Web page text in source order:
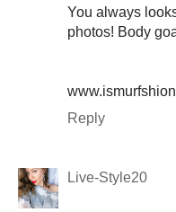
You always
photos! Body
Reply
Live-Style20